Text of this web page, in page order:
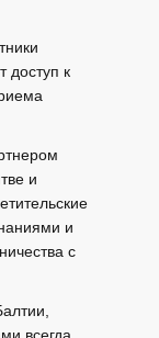
доступ к
и
и
с